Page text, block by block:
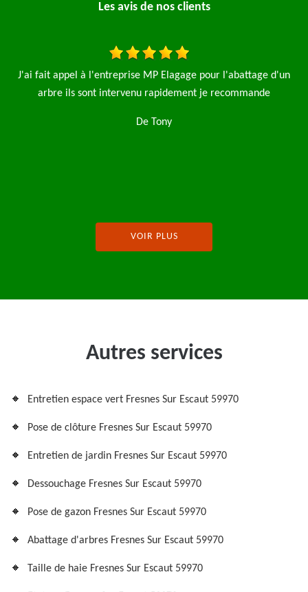
Les avis de nos clients
MP Elagage pour l'abattage d'un
intervenu rapidement je recommande
J’ai fait appel à
pelouse et l’abattage
VOIR PLUS
Autres services
Entretien espace vert Fresnes Sur Escaut 59970
Pose de clôture Fresnes Sur Escaut 59970
Entretien de jardin Fresnes Sur Escaut 59970
Dessouchage Fresnes Sur Escaut 59970
Pose de gazon Fresnes Sur Escaut 59970
Abattage d'arbres Fresnes Sur Escaut 59970
Taille de haie Fresnes Sur Escaut 59970